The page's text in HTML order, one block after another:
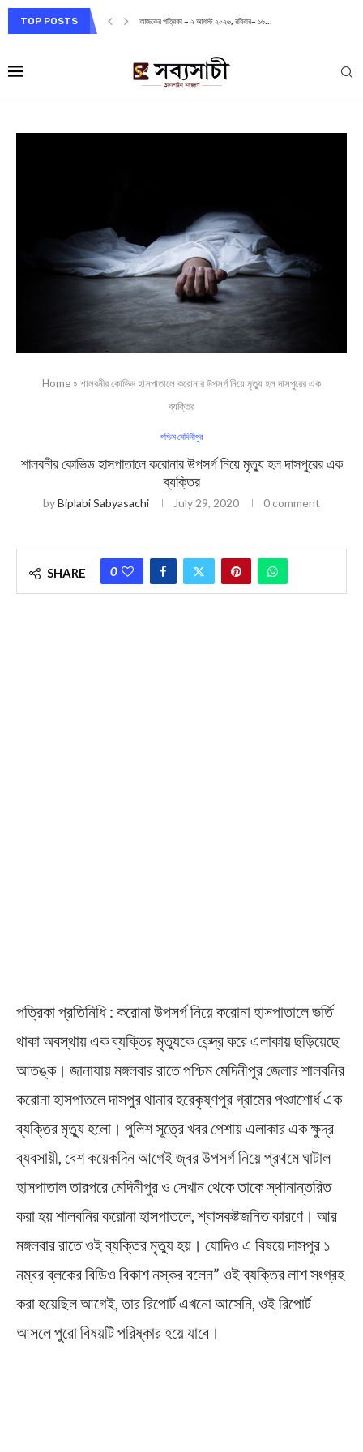
TOP POSTS আজকের পত্রিকা – ২ আগস্ট ২০২৬, রবিবার– ১৬...
Home » শালবনীর কোভিড হাসপাতালে করোনার উপসর্গ নিয়ে মৃত্যু হল দাসপুরের এক
ব্যক্তির
পশ্চিম মেদিনীপুর
শালবনীর কোভিড হাসপাতালে করোনার উপসর্গ নিয়ে মৃত্যু হল দাসপুরের এক
ব্যক্তির
byBiplabi Sabyasachi July 29, 2020 0 comment
SHARE 0
পত্রিকা প্রতিনিধি : করোনা উপসর্গ নিয়ে করোনা হাসপাতালে ভর্তি
থাকা অবস্থায় এক ব্যক্তির মৃত্যুকে কেন্দ্র করে এলাকায় ছড়িয়েছে
আতঙ্ক। জানাযায় মঙ্গলবার রাতে পশ্চিম মেদিনীপুর জেলার শালবনির
করোনা হাসপাতলে দাসপুর থানার হরেকৃষ্ণপুর গ্রামের পঞ্চাশোর্ধ এক
ব্যক্তির মৃত্যু হলো। পুলিশ সূত্রে খবর পেশায় এলাকার এক ক্ষুদ্র
ব্যবসায়ী, বেশ কয়েকদিন আগেই জ্বর উপসর্গ নিয়ে প্রথমে ঘাটাল
হাসপাতাল তারপরে মেদিনীপুর ও সেখান থেকে তাকে স্থানান্তরিত
করা হয় শালবনির করোনা হাসপাতলে, শ্বাসকষ্টজনিত কারণে। আর
মঙ্গলবার রাতে ওই ব্যক্তির মৃত্যু হয়। যোদিও এ বিষয়ে দাসপুর ১
নম্বর ব্লকের বিডিও বিকাশ নস্কর বলেন” ওই ব্যক্তির লাশ সংগ্রহ
করা হয়েছিল আগেই, তার রিপোর্ট এখনো আসেনি, ওই রিপোর্ট
আসলে পুরো বিষয়টি পরিষ্কার হয়ে যাবে।